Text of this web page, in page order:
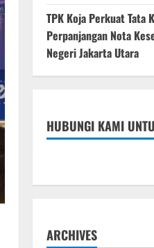
TPK Koja Perkuat Tata
Perpanjangan Nota
Negeri Jakarta Utara
HUBUNGI KAMI
ARCHIVES